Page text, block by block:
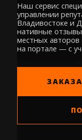
Наш сервис
управлении
Владивостоке и
нативные
местных авторов
на портале — с